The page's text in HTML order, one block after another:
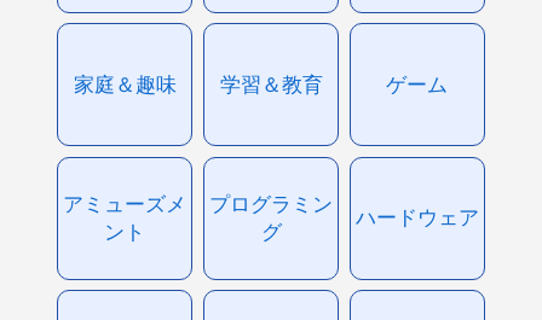
家庭＆趣味 学習＆教育 ゲーム
アミューズメ
ント
プログラミン
グ
ハードウェア